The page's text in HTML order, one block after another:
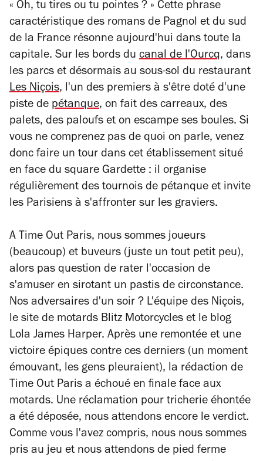
« Oh, tu tires ou tu pointes ? » Cette phrase
caractéristique des romans de Pagnol et du sud
de la France résonne aujourd'hui dans toute la
capitale. Sur les bords du canal de l'Ourcq, dans
les parcs et désormais au sous-sol du restaurant
Les Niçois, l'un des premiers à s'être doté d'une
piste de pétanque, on fait des carreaux, des
palets, des paloufs et on escampe ses boules. Si
vous ne comprenez pas de quoi on parle, venez
donc faire un tour dans cet établissement situé
en face du square Gardette : il organise
régulièrement des tournois de pétanque et invite
les Parisiens à s'affronter sur les graviers.
A Time Out Paris, nous sommes joueurs
(beaucoup) et buveurs (juste un tout petit peu),
alors pas question de rater l'occasion de
s'amuser en sirotant un pastis de circonstance.
Nos adversaires d'un soir ? L'équipe des Niçois,
le site de motards Blitz Motorcycles et le blog
Lola James Harper. Après une remontée et une
victoire épiques contre ces derniers (un moment
émouvant, les gens pleuraient), la rédaction de
Time Out Paris a échoué en finale face aux
motards. Une réclamation pour tricherie éhontée
a été déposée, nous attendons encore le verdict.
Comme vous l'avez compris, nous nous sommes
pris au jeu et nous attendons de pied ferme